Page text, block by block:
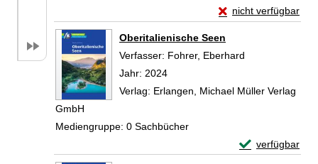
nicht verfügbar
Exemplar-Details
Oberitalienische Seen
Verfasser: Fohrer, Eberhard
Jahr: 2024
Verlag: Erlangen, Michael Müller Verlag
GmbH
Mediengruppe: 0 Sachbücher
verfügbar
Exemplar-